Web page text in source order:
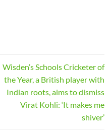
Wisden’s Schools Cricketer of
the Year, a British player with
Indian roots, aims to dismiss
Virat Kohli: ‘It makes me
shiver’